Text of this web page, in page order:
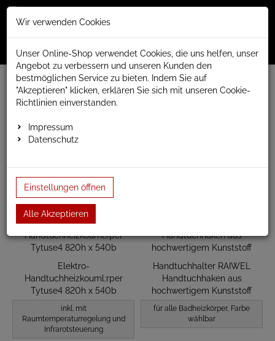
Menü
www.anapont.eu
elektrischer Badheizkörper
Tytus, sehr hohe Wärmeabgabe, elektrisch
Bauhöhe 820mm
Elektro-
Handtuchheizkouml;rper
Tytuse4 820h x 540b
inkl. mit
Raumtemperaturregelung und
Infrarotsteuerung
Handtuchhalter RAIWEL
Handtuchhaken aus
hochwertigem Kunststoff
für alle Badheizkörper, Farbe
wählbar
Wir verwenden Cookies
Unser Online-Shop verwendet Cookies, die uns helfen, unser
Angebot zu verbessern und unseren Kunden den
bestmöglichen Service zu bieten. Indem Sie auf
"Akzeptieren" klicken, erklären Sie sich mit unseren Cookie-
Richtlinien einverstanden.
Impressum
Datenschutz
Einstellungen öffnen
Alle Akzeptieren